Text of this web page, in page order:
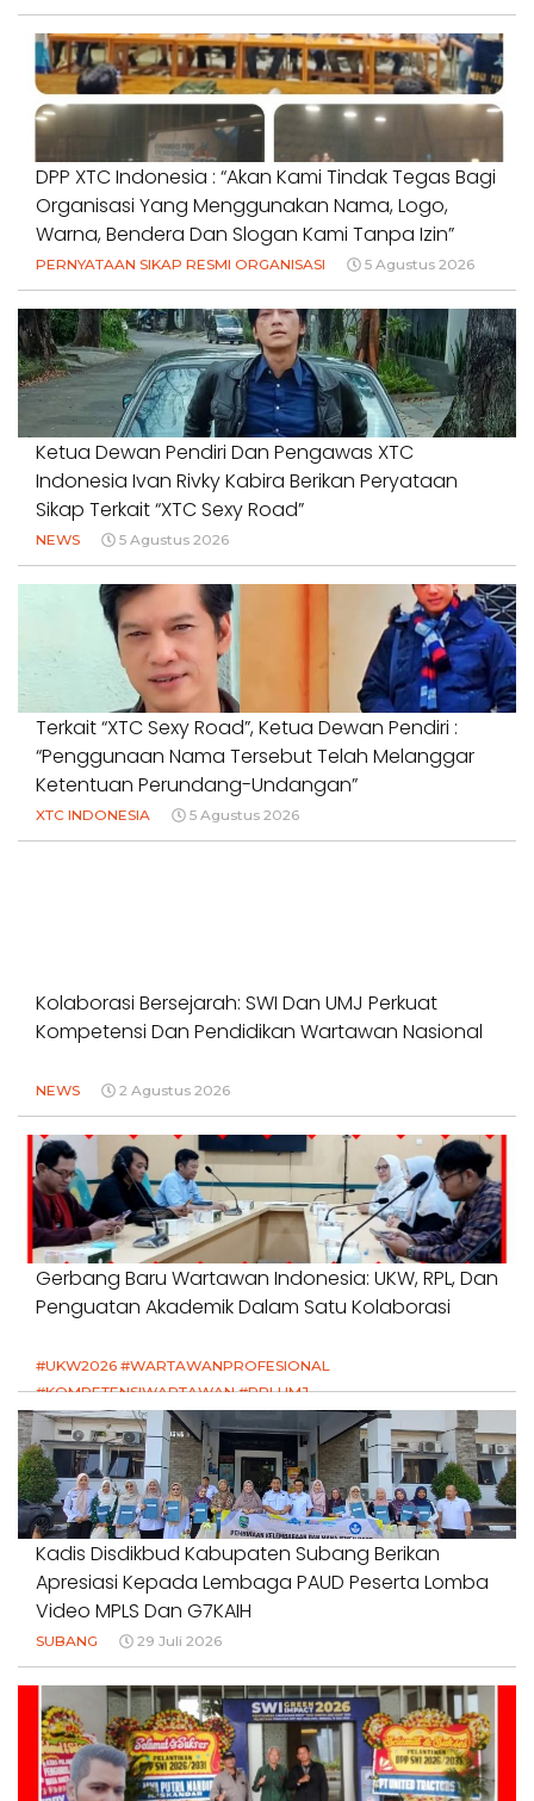
DPP XTC Indonesia : “Akan Kami Tindak Tegas Bagi
Organisasi Yang Menggunakan Nama, Logo,
Warna, Bendera Dan Slogan Kami Tanpa Izin”
PERNYATAAN SIKAP RESMI ORGANISASI 5 Agustus 2026
Ketua Dewan Pendiri Dan Pengawas XTC
Indonesia Ivan Rivky Kabira Berikan Peryataan
Sikap Terkait “XTC Sexy Road”
NEWS 5 Agustus 2026
Terkait “XTC Sexy Road”, Ketua Dewan Pendiri :
“Penggunaan Nama Tersebut Telah Melanggar
Ketentuan Perundang-Undangan”
XTC INDONESIA 5 Agustus 2026
Kolaborasi Bersejarah: SWI Dan UMJ Perkuat
Kompetensi Dan Pendidikan Wartawan Nasional
NEWS 2 Agustus 2026
Gerbang Baru Wartawan Indonesia: UKW, RPL, Dan
Penguatan Akademik Dalam Satu Kolaborasi
#UKW2026 #WARTAWANPROFESIONAL
#KOMPETENSIWARTAWAN #RPLUMJ
#PENDIDIKANWARTAWAN #SWINASIONAL #SWIJABAR
1 Agustus 2026
Kadis Disdikbud Kabupaten Subang Berikan
Apresiasi Kepada Lembaga PAUD Peserta Lomba
Video MPLS Dan G7KAIH
SUBANG 29 Juli 2026